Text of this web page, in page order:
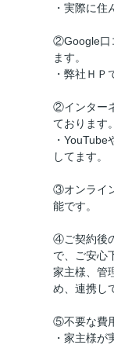
・実際に住
②Google口
ます。
・弊社ＨＰ
②インター
ております。
・
してます。
③オンライ
能です。
④ご契約後
で、ご安心
家主様、管
め、連携し
⑤不要な費
・家主様